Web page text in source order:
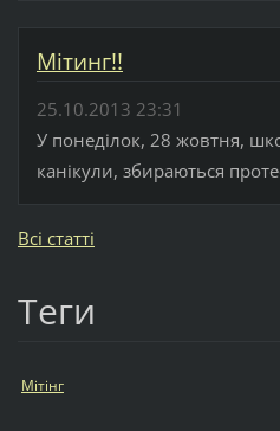
Мітинг!!
25.10.2013 23:31
У понеділок, 28 жовтня,
канікули, збираються
Всі статті
Теги
Мітінг